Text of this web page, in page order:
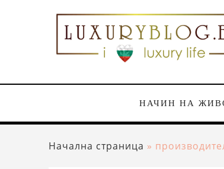
НАЧИН НА
Начална страница »